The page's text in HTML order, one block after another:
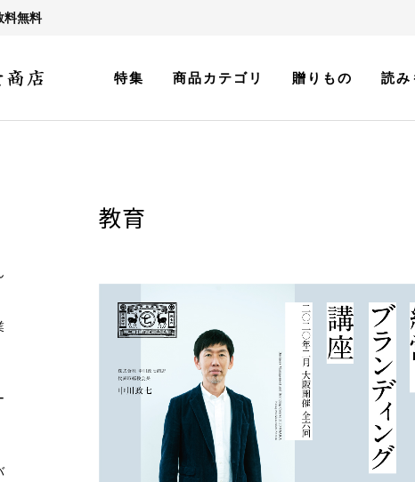
料無料
特集 商品カテゴリ 贈りもの 読み
教育